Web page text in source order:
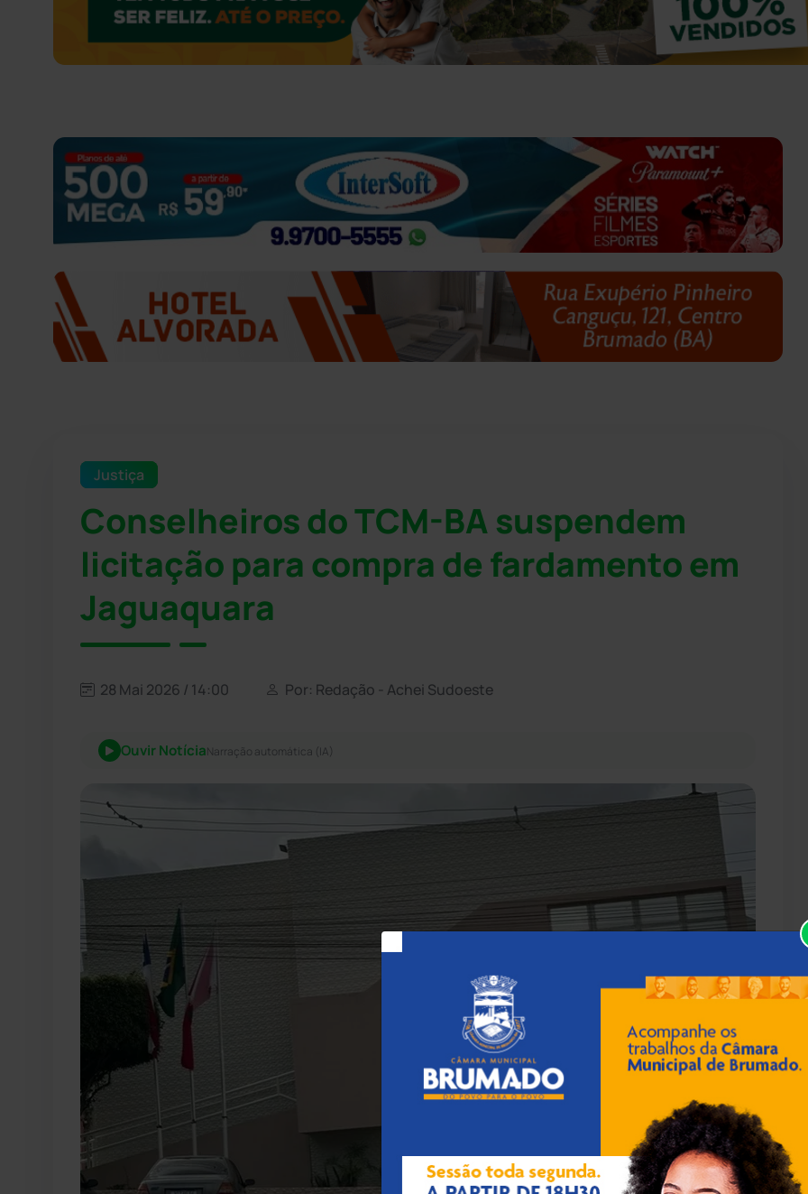
Justiça
Conselheiros do TCM-BA suspendem
licitação para compra de fardamento em
Jaguaquara
28 Mai 2026 / 14:00 Por: Redação - Achei Sudoeste
Ouvir NotíciaNarração automática (IA)